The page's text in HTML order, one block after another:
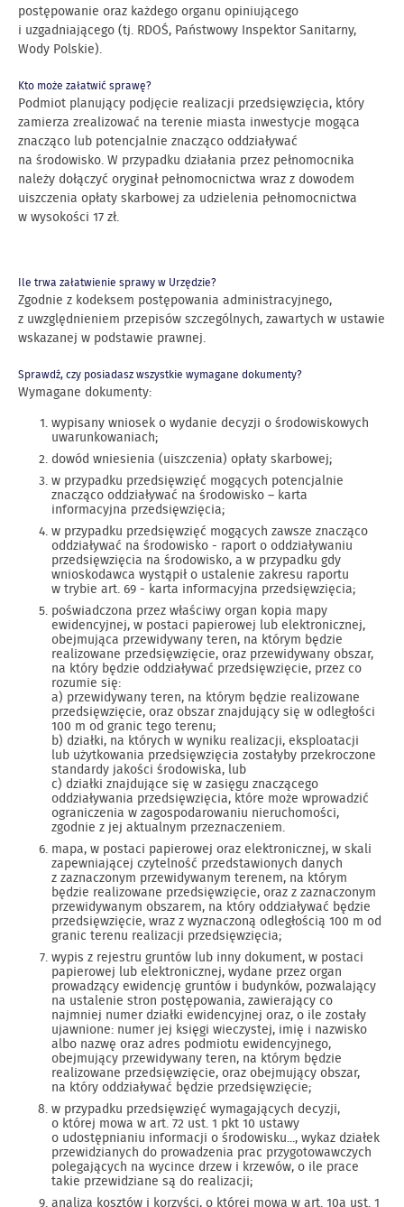
postępowanie oraz każdego organu opiniującego
i uzgadniającego (tj. RDOŚ, Państwowy Inspektor Sanitarny,
Wody Polskie).
Kto może załatwić sprawę?
Podmiot planujący podjęcie realizacji przedsięwzięcia, który
zamierza zrealizować na terenie miasta inwestycje mogąca
znacząco lub potencjalnie znacząco oddziaływać
na środowisko. W przypadku działania przez pełnomocnika
należy dołączyć oryginał pełnomocnictwa wraz z dowodem
uiszczenia opłaty skarbowej za udzielenia pełnomocnictwa
w wysokości 17 zł.
Ile trwa załatwienie sprawy w Urzędzie?
Zgodnie z kodeksem postępowania administracyjnego,
z uwzględnieniem przepisów szczególnych, zawartych w ustawie
wskazanej w podstawie prawnej.
Sprawdź, czy posiadasz wszystkie wymagane dokumenty?
Wymagane dokumenty:
wypisany wniosek o wydanie decyzji o środowiskowych
uwarunkowaniach;
dowód wniesienia (uiszczenia) opłaty skarbowej;
w przypadku przedsięwzięć mogących potencjalnie
znacząco oddziaływać na środowisko – karta
informacyjna przedsięwzięcia;
w przypadku przedsięwzięć mogących zawsze znacząco
oddziaływać na środowisko - raport o oddziaływaniu
przedsięwzięcia na środowisko, a w przypadku gdy
wnioskodawca wystąpił o ustalenie zakresu raportu
w trybie art. 69 - karta informacyjna przedsięwzięcia;
poświadczona przez właściwy organ kopia mapy
ewidencyjnej, w postaci papierowej lub elektronicznej,
obejmująca przewidywany teren, na którym będzie
realizowane przedsięwzięcie, oraz przewidywany obszar,
na który będzie oddziaływać przedsięwzięcie, przez co
rozumie się:
a) przewidywany teren, na którym będzie realizowane
przedsięwzięcie, oraz obszar znajdujący się w odległości
100 m od granic tego terenu;
b) działki, na których w wyniku realizacji, eksploatacji
lub użytkowania przedsięwzięcia zostałyby przekroczone
standardy jakości środowiska, lub
c) działki znajdujące się w zasięgu znaczącego
oddziaływania przedsięwzięcia, które może wprowadzić
ograniczenia w zagospodarowaniu nieruchomości,
zgodnie z jej aktualnym przeznaczeniem.
mapa, w postaci papierowej oraz elektronicznej, w skali
zapewniającej czytelność przedstawionych danych
z zaznaczonym przewidywanym terenem, na którym
będzie realizowane przedsięwzięcie, oraz z zaznaczonym
przewidywanym obszarem, na który oddziaływać będzie
przedsięwzięcie, wraz z wyznaczoną odległością 100 m od
granic terenu realizacji przedsięwzięcia;
wypis z rejestru gruntów lub inny dokument, w postaci
papierowej lub elektronicznej, wydane przez organ
prowadzący ewidencję gruntów i budynków, pozwalający
na ustalenie stron postępowania, zawierający co
najmniej numer działki ewidencyjnej oraz, o ile zostały
ujawnione: numer jej księgi wieczystej, imię i nazwisko
albo nazwę oraz adres podmiotu ewidencyjnego,
obejmujący przewidywany teren, na którym będzie
realizowane przedsięwzięcie, oraz obejmujący obszar,
na który oddziaływać będzie przedsięwzięcie;
w przypadku przedsięwzięć wymagających decyzji,
o której mowa w art. 72 ust. 1 pkt 10 ustawy
o udostępnianiu informacji o środowisku..., wykaz działek
przewidzianych do prowadzenia prac przygotowawczych
polegających na wycince drzew i krzewów, o ile prace
takie przewidziane są do realizacji;
analiza kosztów i korzyści, o której mowa w art. 10a ust. 1